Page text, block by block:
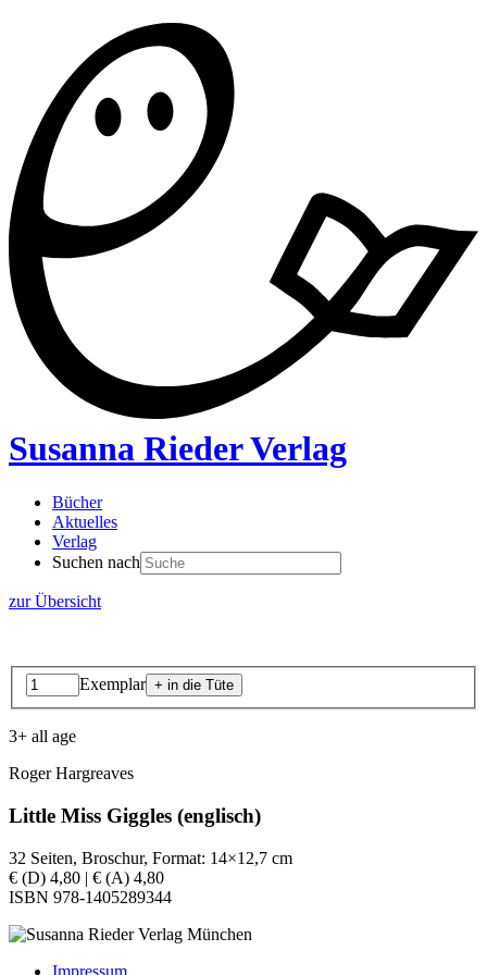
Susanna Rieder Verlag
Bücher
Aktuelles
Verlag
Suchen nach
zur Übersicht
Exemplar
3+ all age
Roger Hargreaves
Little Miss Giggles (englisch)
32 Seiten, Broschur, Format: 14×12,7 cm
€ (D) 4,80 | € (A) 4,80
ISBN 978-1405289344
Impressum